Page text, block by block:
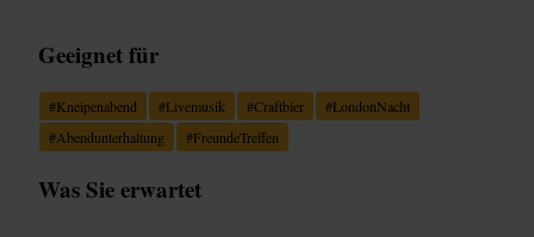
Geeignet für
#Kneipenabend #Livemusik #Craftbier #LondonNacht
#Abendunterhaltung #FreundeTreffen
Was Sie erwartet